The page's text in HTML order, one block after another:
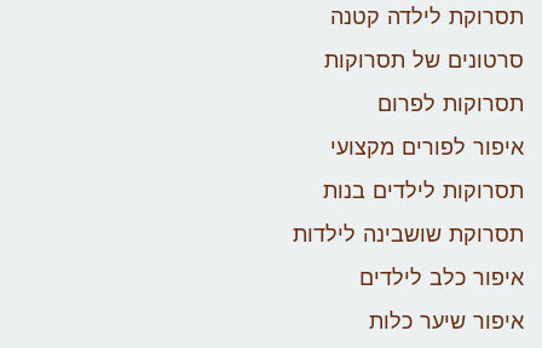
תסרוקת לילדה קטנה
סרטונים של תסרוקות
תסרוקות לפרום
איפור לפורים מקצועי
תסרוקות לילדים בנות
תסרוקת שושבינה לילדות
איפור כלב לילדים
איפור שיער כלות